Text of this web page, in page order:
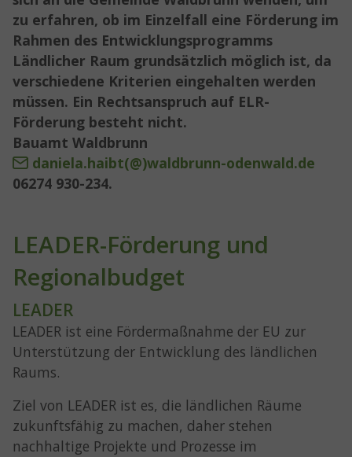
zu erfahren, ob im Einzelfall eine Förderung im
Rahmen des Entwicklungsprogramms
Ländlicher Raum grundsätzlich möglich ist, da
verschiedene Kriterien eingehalten werden
müssen. Ein Rechtsanspruch auf ELR-
Förderung besteht nicht.
Bauamt Waldbrunn
daniela.haibt(@)waldbrunn-odenwald.de
06274 930-234.
LEADER-Förderung und
Regionalbudget
LEADER
LEADER ist eine Fördermaßnahme der EU zur
Unterstützung der Entwicklung des ländlichen
Raums.
Ziel von LEADER ist es, die ländlichen Räume
zukunftsfähig zu machen, daher stehen
nachhaltige Projekte und Prozesse im